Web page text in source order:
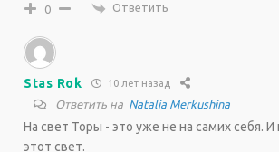
0 Ответить
Stas Rok 10 лет назад
Ответить на Natalia Merkushina
На свет Торы - это уже не на самих себя.
этот свет.